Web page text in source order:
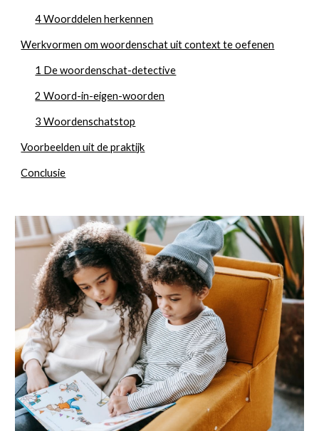
4 Woorddelen herkennen
Werkvormen om woordenschat uit context te oefenen
1 De woordenschat-detective
2 Woord-in-eigen-woorden
3 Woordenschatstop
Voorbeelden uit de praktijk
Conclusie